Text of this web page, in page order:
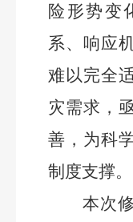
险形势变
系、响应
难以完全
灾需求，
善，为科
制度支撑。
本次